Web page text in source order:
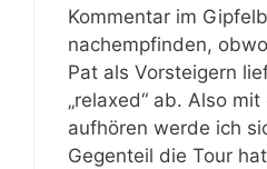
Kommentar im
nachempfinden,
Pat als Vorsteigern
„relaxed“ ab. Also
aufhören werde ich
Gegenteil die Tour